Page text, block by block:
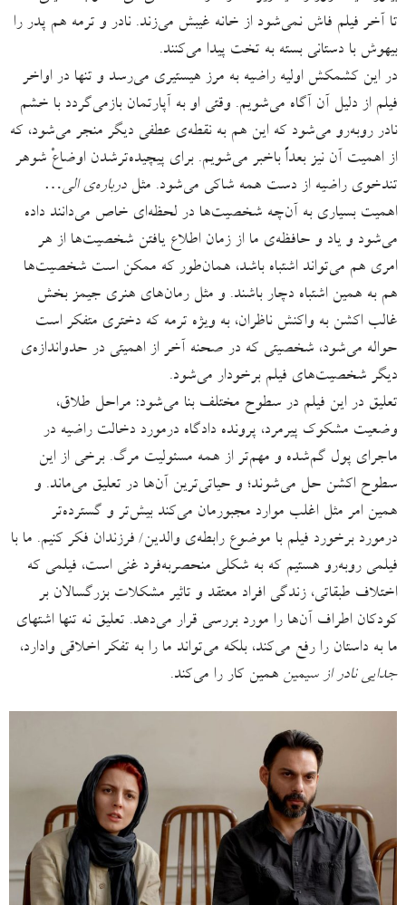
تا آخر فیلم فاش نمی‌شود از خانه غیبش می‌زند. نادر و ترمه هم پدر را
بیهوش با دستانی بسته به تخت پیدا می‌کنند.
در این کشمکش اولیه راضیه به مرز هیستیری می‌رسد و تنها در اواخر
فیلم از دلیل آن آگاه می‌شویم. وقتی او به آپارتمان بازمی‌گردد با خشم
نادر روبه‌رو می‌شود که این هم به نقطه‌ی عطفی دیگر منجر می‌شود، که
از اهمیت آن نیز بعداً باخبر می‌شویم. برای پیچیده‌ترشدن اوضاعْ شوهر
تندخوی راضیه از دست همه شاکی می‌شود. مثلدرباره‌ی الی…
اهمیت بسیاری به آن‌چه شخصیت‌ها در لحظه‌ای خاص می‌دانند داده
می‌شود و یاد و حافظه‌ی ما از زمان اطلاع یافتن شخصیت‌ها از هر
امری هم می‌تواند اشتباه باشد، همان‌طور که ممکن است شخصیت‌ها
هم به همین اشتباه دچار باشند. و مثل رمان‌های هنری جیمز بخش
غالب اکشن به واکنش ناظران، به ویژه ترمه که دختری متفکر است
حواله می‌شود، شخصیتی که در صحنه آخر از اهمیتی در حدواندازه‌ی
دیگر شخصیت‌های فیلم برخودار می‌شود.
تعلیق در این فیلم در سطوح مختلف بنا می‌شود: مراحل طلاق،
وضعیت مشکوک پیرمرد، پرونده دادگاه درمورد دخالت راضیه در
ماجرای پول گم‌شده و مهم‌تر از همه مسئولیت مرگ. برخی از این
سطوح اکشن حل می‌شوند؛ و حیاتی‌ترین آن‌ها در تعلیق می‌ماند. و
همین امر مثل اغلب موارد مجبورمان می‌کند بیش‌تر و گسترده‌تر
درمورد برخورد فیلم با موضوع رابطه‌ی والدین/ فرزندان فکر کنیم. ما با
فیلمی روبه‌رو هستیم که به شکلی منحصربه‌فرد غنی است، فیلمی که
اختلاف طبقاتی، زندگی افراد معتقد و تاثیر مشکلات بزرگسالان بر
کودکان اطراف آن‌ها را مورد بررسی قرار می‌دهد. تعلیق نه تنها اشتهای
ما به داستان را رفع می‌کند، بلکه می‌تواند ما را به تفکر اخلاقی وادارد،
جدایی نادر از سیمین همین کار را می‌کند.